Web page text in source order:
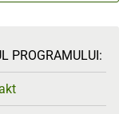
PROGRAMULUI: